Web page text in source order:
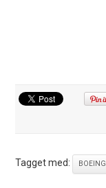
Tagget med: BOEING